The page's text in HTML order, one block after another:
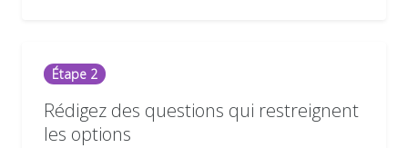
Étape 2
Rédigez des questions qui restreignent
les options